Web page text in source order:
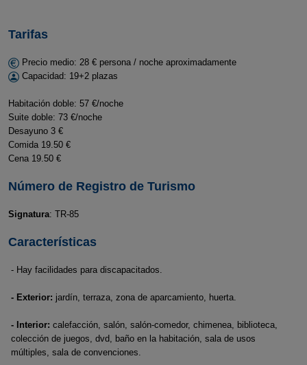
Tarifas
Precio medio: 28 € persona / noche aproximadamente
Capacidad: 19+2 plazas
Habitación doble: 57 €/noche
Suite doble: 73 €/noche
Desayuno 3 €
Comida 19.50 €
Cena 19.50 €
Número de Registro de Turismo
Signatura: TR-85
Características
- Hay facilidades para discapacitados.
- Exterior: jardín, terraza, zona de aparcamiento, huerta.
- Interior: calefacción, salón, salón-comedor, chimenea, biblioteca,
colección de juegos, dvd, baño en la habitación, sala de usos
múltiples, sala de convenciones.